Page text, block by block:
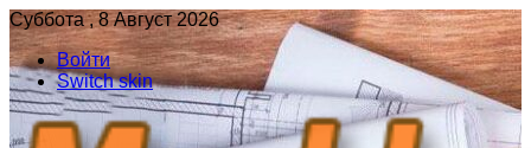
Суббота , 8 Август 2026
Войти
Switch skin